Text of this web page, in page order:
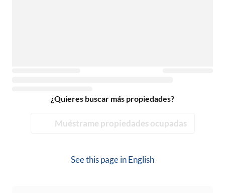
¿Quieres buscar más propiedades?
Muéstrame propiedades ocupadas
See this page inEnglish